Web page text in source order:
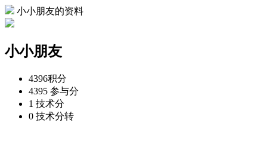
小小朋友的资料
小小朋友
4396积分
4395 参与分
1 技术分
0 技术分转